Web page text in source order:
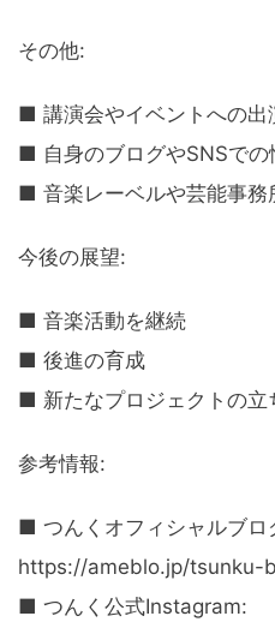
その他:
■ 講演会やイベントへの出
■ 自身のブログやSNSでの
■ 音楽レーベルや芸能事務
今後の展望:
■ 音楽活動を継続
■ 後進の育成
■ 新たなプロジェクトの立
参考情報:
■ つんくオフィシャルブロ
https://ameblo.jp/tsunku-
■ つんく公式Instagram: